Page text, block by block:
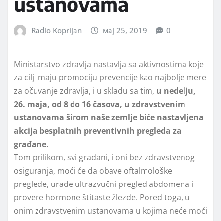
Radio Koprijan мај 25, 2019 0
Ministarstvo zdravlja nastavlja sa aktivnostima koje
za cilj imaju promociju prevencije kao najbolje mere
za očuvanje zdravlja, i u skladu sa tim, u nedelju,
26. maja, od 8 do 16 časova, u zdravstvenim
ustanovama širom naše zemlje biće nastavljena
akcija besplatnih preventivnih pregleda za
građane.
Tom prilikom, svi građani, i oni bez zdravstvenog
osiguranja, moći će da obave oftalmološke
preglede, urade ultrazvučni pregled abdomena i
provere hormone štitaste žlezde. Pored toga, u
onim zdravstvenim ustanovama u kojima neće moći